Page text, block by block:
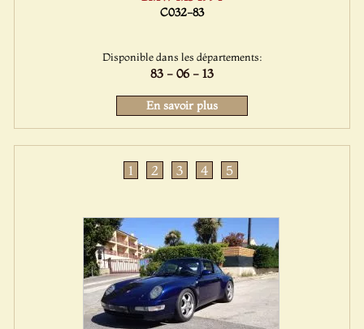
C032-83
Disponible dans les départements:
83 - 06 - 13
En savoir plus
1 2 3 4 5